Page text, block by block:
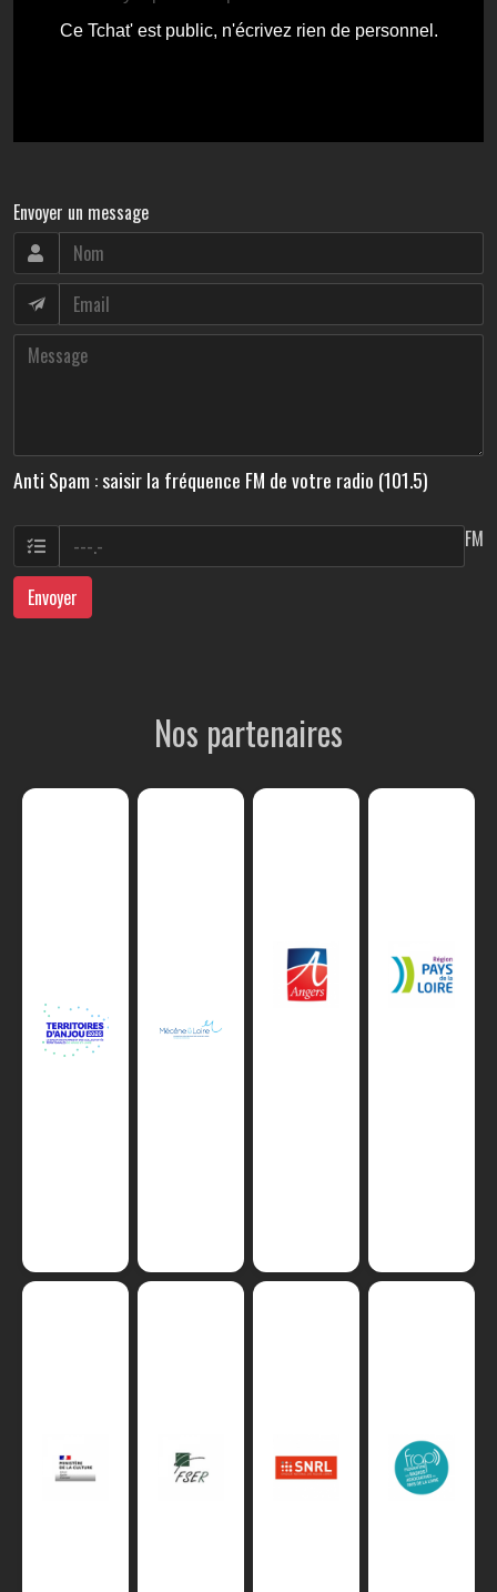
Envoyer un message
Anti Spam : saisir la fréquence FM de votre radio (101.5)
FM
Envoyer
Nos partenaires